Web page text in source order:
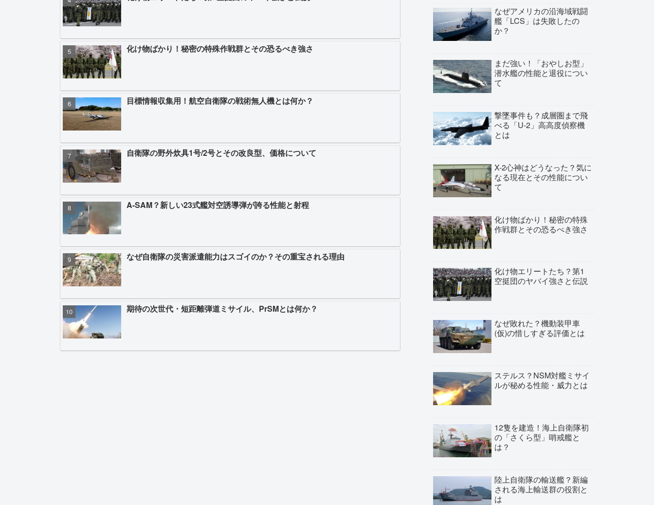
化け物ばかり！秘密の特殊作戦群とその恐るべき強さ
目標情報収集用！航空自衛隊の戦術無人機とは何か？
自衛隊の野外炊具1号/2号とその改良型、価格について
A-SAM？新しい23式艦対空誘導弾が誇る性能と射程
なぜ自衛隊の災害派遣能力はスゴイのか？その重宝される理由
期待の次世代・短距離弾道ミサイル、PrSMとは何か？
なぜアメリカの沿海域戦闘
艦「LCS」は失敗したの
か？
まだ強い！「おやしお型」
潜水艦の性能と退役につい
て
撃墜事件も？成層圏まで飛
べる「U-2」高高度偵察機
とは
X-2心神はどうなった？気に
なる現在とその性能につい
て
化け物ばかり！秘密の特殊
作戦群とその恐るべき強さ
化け物エリートたち？第1
空挺団のヤバイ強さと伝説
なぜ敗れた？機動装甲車
(仮)の惜しすぎる評価とは
ステルス？NSM対艦ミサイ
ルが秘める性能・威力とは
12隻を建造！海上自衛隊初
の「さくら型」哨戒艦と
は？
陸上自衛隊の輸送艦？新編
される海上輸送群の役割と
は